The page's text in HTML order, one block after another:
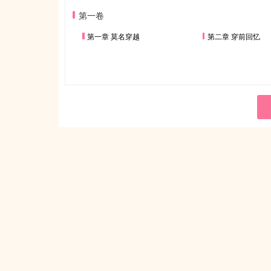
第一卷
第一章 莫名穿越 第二章 穿前回忆